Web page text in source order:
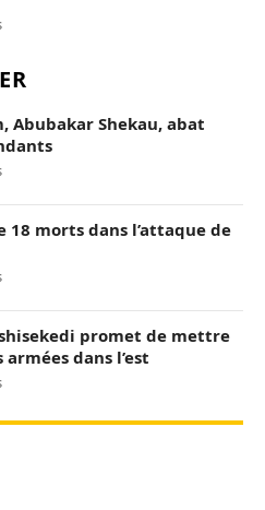
Abubakar Shekau, abat
18 morts dans l’attaque de
promet de mettre
dans l’est